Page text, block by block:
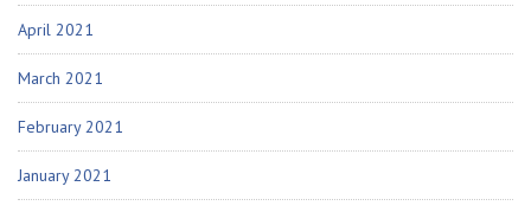
April 2021
March 2021
February 2021
January 2021